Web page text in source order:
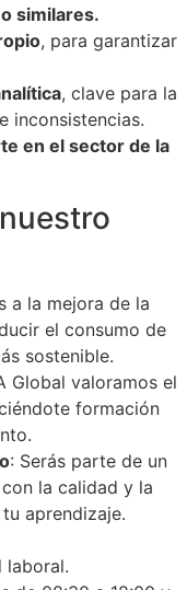
similares.
, para garantizar
, clave para la
inconsistencias.
en el sector de la
a la mejora de la
el consumo de
sostenible.
Global valoramos el
formación
: Serás parte de un
la calidad y la
aprendizaje.
laboral.